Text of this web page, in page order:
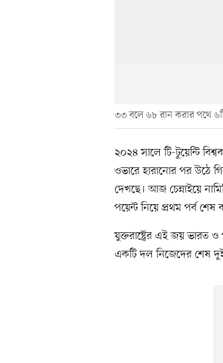
৩৩ বলে ৬৮ রান করার পথে ৬টি
২০২৪ সালে টি-টুয়েন্টি
ওভারে হারানোর পর উঠে
দেখছে। আজ চেন্নাইয়ে
পয়েন্ট নিয়ে প্রথম পর্ব
যুক্তরাষ্ট্রের এই জয় ভারত
একটি দল নিজেদের শেষ দুই